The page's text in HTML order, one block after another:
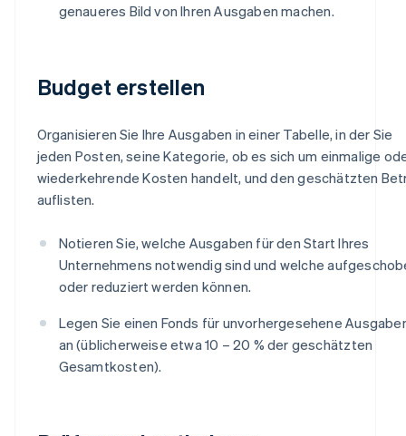
genaueres Bild von Ihren Ausgaben machen.
Budget erstellen
Organisieren Sie Ihre Ausgaben in einer Tabelle, in der Sie
jeden Posten, seine Kategorie, ob es sich um einmalige
wiederkehrende Kosten handelt, und den geschätzten
auflisten.
Notieren Sie, welche Ausgaben für den Start Ihres
Unternehmens notwendig sind und welche
oder reduziert werden können.
Legen Sie einen Fonds für unvorhergesehene
an (üblicherweise etwa 10 – 20 % der geschätzten
Gesamtkosten).